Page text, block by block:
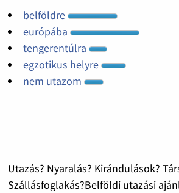
belföldre
európába
tengerentúlra
egzotikus helyre
nem utazom
Utazás? Nyaralás? Kirándulások?
Szállásfoglakás?Belföldi utazási